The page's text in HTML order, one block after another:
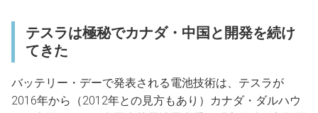
テスラは極秘でカナダ・中国と開発を続け
てきた
バッテリー・デーで発表される電池技術は、テスラが
2016年から（2012年との見方もあり）カナダ・ダルハウ